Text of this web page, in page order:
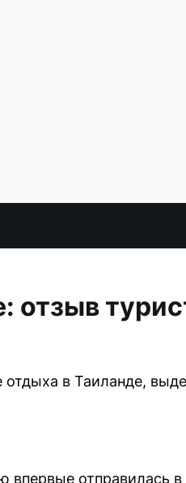
отзыв
в Таиланде,
отправилась в